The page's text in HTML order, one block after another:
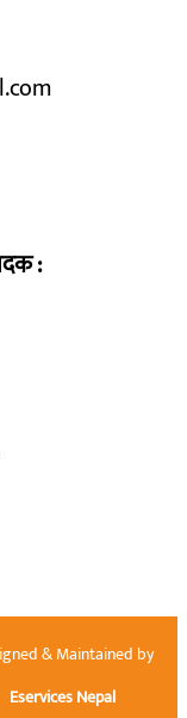
:
& Maintained by
Eservices Nepal